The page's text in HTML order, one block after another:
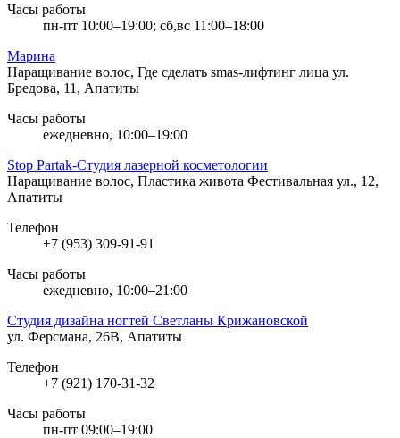
Часы работы
пн-пт 10:00–19:00; сб,вс 11:00–18:00
Марина
Наращивание волос, Где сделать smas-лифтинг лица ул.
Бредова, 11, Апатиты
Часы работы
ежедневно, 10:00–19:00
Stop Partak-Студия лазерной косметологии
Наращивание волос, Пластика живота Фестивальная ул., 12,
Апатиты
Телефон
+7 (953) 309-91-91
Часы работы
ежедневно, 10:00–21:00
Студия дизайна ногтей Светланы Крижановской
ул. Ферсмана, 26В, Апатиты
Телефон
+7 (921) 170-31-32
Часы работы
пн-пт 09:00–19:00